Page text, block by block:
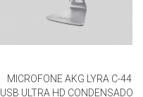
MICROFONE AKG LYRA C-44
USB ULTRA HD CONDENSADOR